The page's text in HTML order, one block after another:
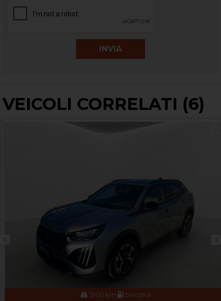
VEICOLI CORRELATI (6)
3100 km benzina